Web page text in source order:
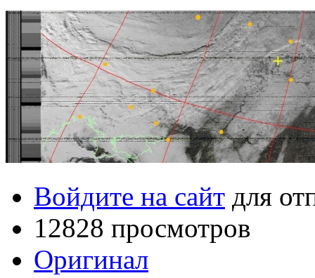
Войдите на сайт для
12828 просмотров
Оригинал